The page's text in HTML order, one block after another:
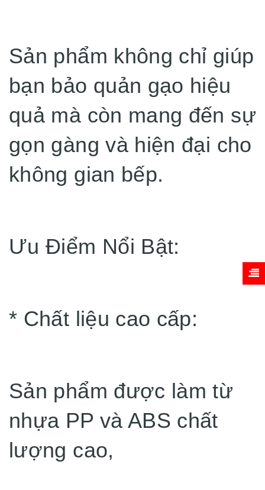
Sản phẩm không chỉ giúp
bạn bảo quản gạo hiệu
quả mà còn mang đến sự
gọn gàng và hiện đại cho
không gian bếp.
Ưu Điểm Nổi Bật:
* Chất liệu cao cấp:
Sản phẩm được làm từ
nhựa PP và ABS chất
lượng cao,